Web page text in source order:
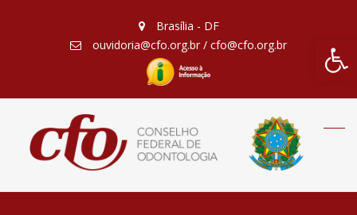
Barra
Brasília - DF
ouvidoria@cfo.org.br / cfo@cfo.org.br